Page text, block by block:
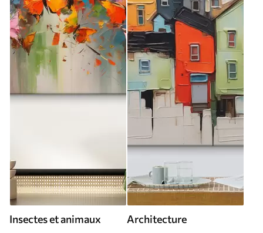
Insectes et animaux Architecture